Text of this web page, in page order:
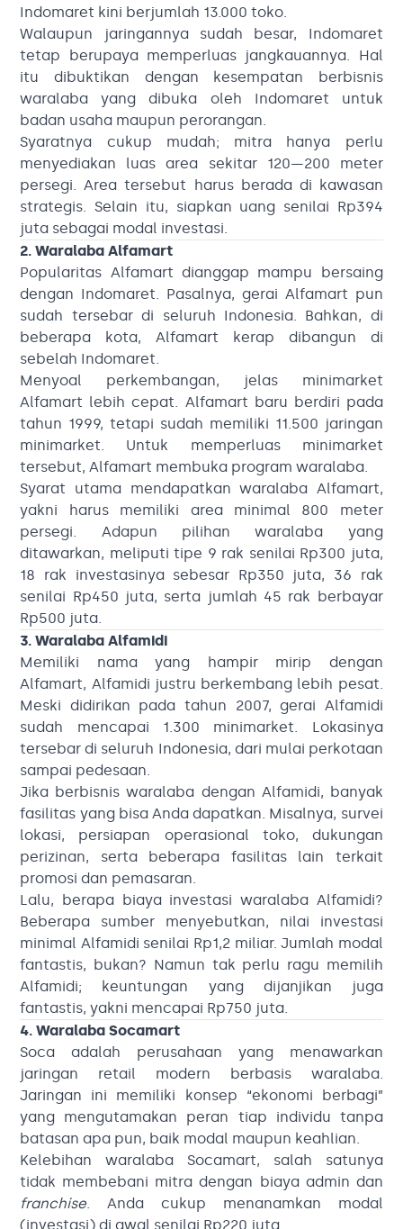
Indomaret kini berjumlah 13.000 toko.
Walaupun jaringannya sudah besar, Indomaret
tetap berupaya memperluas jangkauannya. Hal
itu dibuktikan dengan kesempatan berbisnis
waralaba yang dibuka oleh Indomaret untuk
badan usaha maupun perorangan.
Syaratnya cukup mudah; mitra hanya perlu
menyediakan luas area sekitar 120—200 meter
persegi. Area tersebut harus berada di kawasan
strategis. Selain itu, siapkan uang senilai Rp394
juta sebagai modal investasi.
2. Waralaba Alfamart
Popularitas Alfamart dianggap mampu bersaing
dengan Indomaret. Pasalnya, gerai Alfamart pun
sudah tersebar di seluruh Indonesia. Bahkan, di
beberapa kota, Alfamart kerap dibangun di
sebelah Indomaret.
Menyoal perkembangan, jelas minimarket
Alfamart lebih cepat. Alfamart baru berdiri pada
tahun 1999, tetapi sudah memiliki 11.500 jaringan
minimarket. Untuk memperluas minimarket
tersebut, Alfamart membuka program waralaba.
Syarat utama mendapatkan waralaba Alfamart,
yakni harus memiliki area minimal 800 meter
persegi. Adapun pilihan waralaba yang
ditawarkan, meliputi tipe 9 rak senilai Rp300 juta,
18 rak investasinya sebesar Rp350 juta, 36 rak
senilai Rp450 juta, serta jumlah 45 rak berbayar
Rp500 juta.
3. Waralaba Alfamidi
Memiliki nama yang hampir mirip dengan
Alfamart, Alfamidi justru berkembang lebih pesat.
Meski didirikan pada tahun 2007, gerai Alfamidi
sudah mencapai 1.300 minimarket. Lokasinya
tersebar di seluruh Indonesia, dari mulai perkotaan
sampai pedesaan.
Jika berbisnis waralaba dengan Alfamidi, banyak
fasilitas yang bisa Anda dapatkan. Misalnya, survei
lokasi, persiapan operasional toko, dukungan
perizinan, serta beberapa fasilitas lain terkait
promosi dan pemasaran.
Lalu, berapa biaya investasi waralaba Alfamidi?
Beberapa sumber menyebutkan, nilai investasi
minimal Alfamidi senilai Rp1,2 miliar. Jumlah modal
fantastis, bukan? Namun tak perlu ragu memilih
Alfamidi; keuntungan yang dijanjikan juga
fantastis, yakni mencapai Rp750 juta.
4. Waralaba Socamart
Soca adalah perusahaan yang menawarkan
jaringan retail modern berbasis waralaba.
Jaringan ini memiliki konsep “ekonomi berbagi”
yang mengutamakan peran tiap individu tanpa
batasan apa pun, baik modal maupun keahlian.
Kelebihan waralaba Socamart, salah satunya
tidak membebani mitra dengan biaya admin dan
franchise. Anda cukup menanamkan modal
(investasi) di awal senilai Rp220 juta.